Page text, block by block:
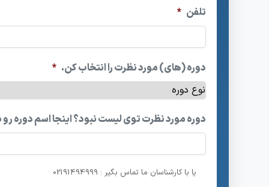
تلفن *
دوره (های) مورد نظرت را انتخاب کن. *
دوره مورد نظرت توی لیست نبود؟ اینجا اسم دوره
یا با کارشناسان ما تماس بگیر : 02191494999